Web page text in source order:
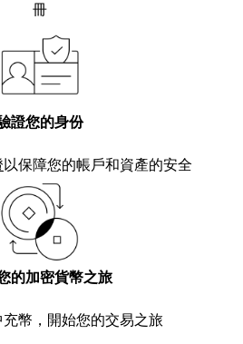
冊
證您的身份
以保障您的帳戶和資產的安全
的加密貨幣之旅
幣，開始您的交易之旅